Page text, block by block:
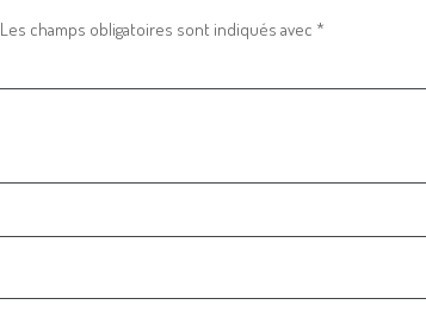
Les champs obligatoires sont indiqués avec *